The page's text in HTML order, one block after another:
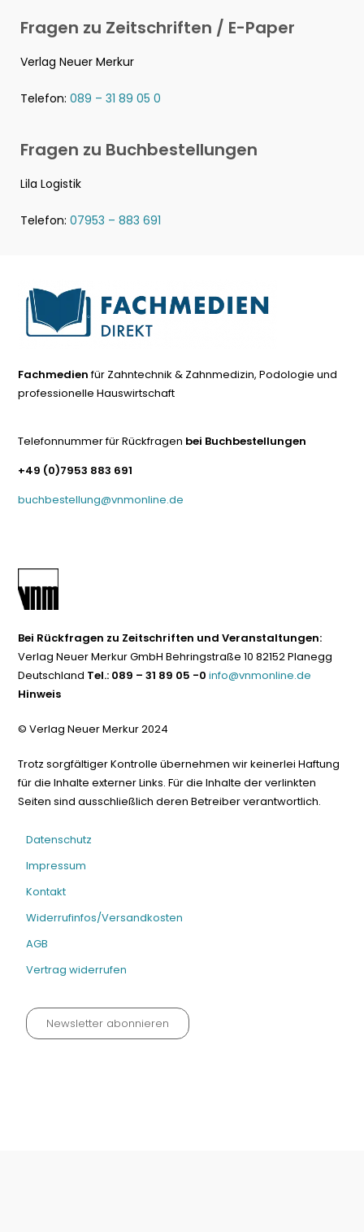
Fragen zu Zeitschriften / E-Paper
Verlag Neuer Merkur
Telefon: 089 – 31 89 05 0
Fragen zu Buchbestellungen
Lila Logistik
Telefon: 07953 – 883 691
Fachmedienfür Zahntechnik & Zahnmedizin, Podologie und
professionelle Hauswirtschaft
Telefonnummer für Rückfragen bei Buchbestellungen
+49 (0)7953 883 691
buchbestellung@vnmonline.de
Bei Rückfragen zu Zeitschriften und Veranstaltungen:
Verlag Neuer Merkur GmbH Behringstraße 10 82152 Planegg
Deutschland Tel.: 089 – 31 89 05 -0 info@vnmonline.de
Hinweis
© Verlag Neuer Merkur 2024
Trotz sorgfältiger Kontrolle übernehmen wir keinerlei Haftung
für die Inhalte externer Links. Für die Inhalte der verlinkten
Seiten sind ausschließlich deren Betreiber verantwortlich.
Datenschutz
Impressum
Kontakt
Widerrufinfos/Versandkosten
AGB
Vertrag widerrufen
Newsletter abonnieren